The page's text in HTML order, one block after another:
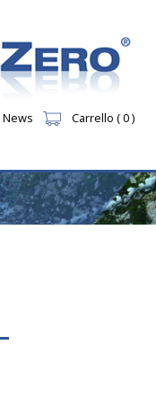
News Carrello ( 0 )